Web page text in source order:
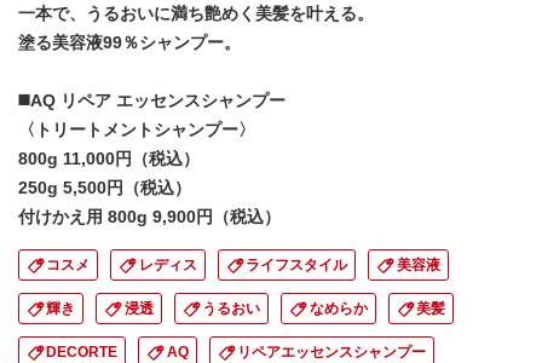
一本で、うるおいに満ち艶めく美髪を叶える。
塗る美容液99％シャンプー。
◼️AQ リペア エッセンスシャンプー
〈トリートメントシャンプー〉
800g 11,000円（税込）
250g 5,500円（税込）
付けかえ用 800g 9,900円（税込）
コスメ レディス ライフスタイル 美容液
輝き 浸透 うるおい なめらか 美髪
DECORTE AQ リペアエッセンスシャンプー